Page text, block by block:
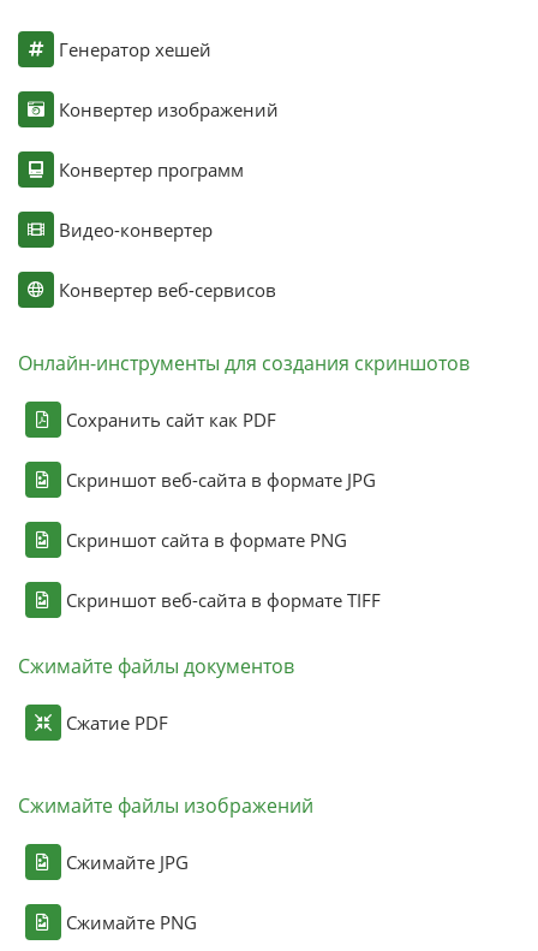
Генератор хешей
Конвертер изображений
Конвертер программ
Видео-конвертер
Конвертер веб-сервисов
Онлайн-инструменты для создания скриншотов
Сохранить сайт как PDF
Скриншот веб-сайта в формате JPG
Скриншот сайта в формате PNG
Скриншот веб-сайта в формате TIFF
Сжимайте файлы документов
Сжатие PDF
Сжимайте файлы изображений
Сжимайте JPG
Сжимайте PNG